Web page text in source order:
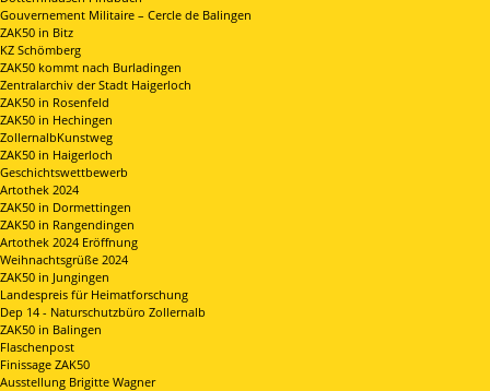
Gouvernement Militaire – Cercle de Balingen
ZAK50 in Bitz
KZ Schömberg
ZAK50 kommt nach Burladingen
Zentralarchiv der Stadt Haigerloch
ZAK50 in Rosenfeld
ZAK50 in Hechingen
ZollernalbKunstweg
ZAK50 in Haigerloch
Geschichtswettbewerb
Artothek 2024
ZAK50 in Dormettingen
ZAK50 in Rangendingen
Artothek 2024 Eröffnung
Weihnachtsgrüße 2024
ZAK50 in Jungingen
Landespreis für Heimatforschung
Dep 14 - Naturschutzbüro Zollernalb
ZAK50 in Balingen
Flaschenpost
Finissage ZAK50
Ausstellung Brigitte Wagner